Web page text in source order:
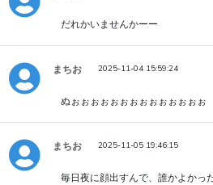
だれかいませんかーー
まちお 2025-11-04 15:59:24
ぬぉぉぉぉぉぉぉぉぉぉぉぉぉぉ
まちお 2025-11-05 19:46:15
毎日夜に顔出すんで、誰かよかっ